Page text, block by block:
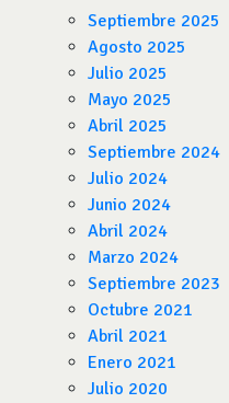
Septiembre 2025
Agosto 2025
Julio 2025
Mayo 2025
Abril 2025
Septiembre 2024
Julio 2024
Junio 2024
Abril 2024
Marzo 2024
Septiembre 2023
Octubre 2021
Abril 2021
Enero 2021
Julio 2020